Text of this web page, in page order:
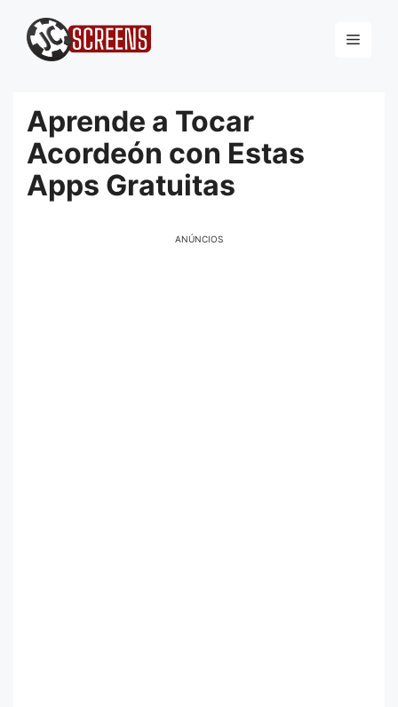
para
Menu
Aprende a Tocar
Acordeón con Estas
Apps Gratuitas
ANÚNCIOS